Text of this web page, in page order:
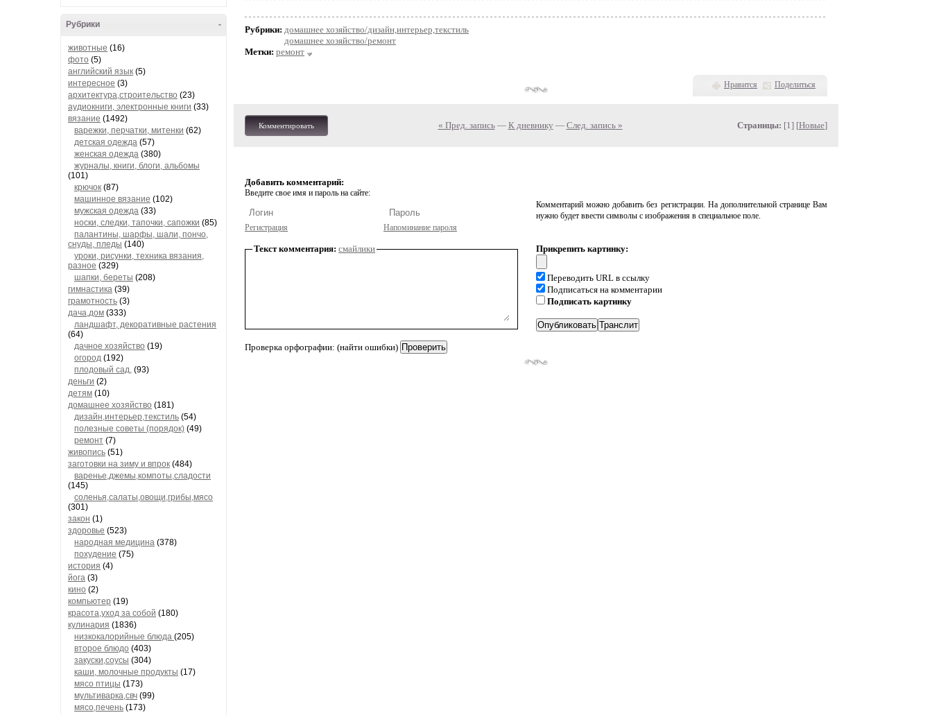
-
Рубрики
животные (16)
фото (5)
английский язык (5)
интересное (3)
архитектура,строительство (23)
аудиокниги, электронные книги (33)
вязание (1492)
варежки, перчатки, митенки (62)
детская одежда (57)
женская одежда (380)
журналы, книги, блоги, альбомы
(101)
крючок (87)
машинное вязание (102)
мужская одежда (33)
носки, следки, тапочки, сапожки (85)
палантины, шарфы, шали, пончо,
снуды, пледы (140)
уроки, рисунки, техника вязания,
разное (329)
шапки, береты (208)
гимнастика (39)
грамотность (3)
дача,дом (333)
ландшафт, декоративные растения
(64)
дачное хозяйство (19)
огород (192)
плодовый сад, (93)
деньги (2)
детям (10)
домашнее хозяйство (181)
дизайн,интерьер,текстиль (54)
полезные советы (порядок) (49)
ремонт (7)
живопись (51)
заготовки на зиму и впрок (484)
варенье,джемы,компоты,сладости
(145)
соленья,салаты,овощи,грибы,мясо
(301)
закон (1)
здоровье (523)
народная медицина (378)
похудение (75)
история (4)
йога (3)
кино (2)
компьютер (19)
красота,уход за собой (180)
кулинария (1836)
низкокалорийные блюда (205)
второе блюдо (403)
закуски,соусы (304)
каши, молочные продукты (17)
мясо птицы (173)
мультиварка,свч (99)
мясо,печень (173)
Рубрики: домашнее хозяйство/дизайн,интерьер,текстиль
домашнее хозяйство/ремонт
Метки: ремонт
Нравится Поделиться
Комментировать « Пред. запись— К дневнику — След. запись » Страницы: [1] [Новые]
Добавить комментарий:
Введите свое имя и пароль на сайте:
Регистрация Напоминание пароля
Комментарий можно добавить без регистрации. На дополнительной странице Вам
нужно будет ввести символы с изображения в специальное поле.
Текст комментария: смайлики
Проверка орфографии: (найти ошибки)
Прикрепить картинку:
Переводить URL в ссылку
Подписаться на комментарии
Подписать картинку